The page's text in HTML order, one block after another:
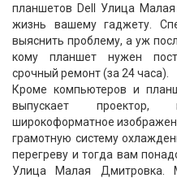
планшетов Dell Улица
жизнь вашему гаджету.
выяснить проблему, а уж
кому планшет нужен
срочный ремонт (за 24 часа).
Кроме компьютеров и
выпускает
широкоформатное
грамотную систему
перегреву и тогда вам
Улица Малая Дмитровка.